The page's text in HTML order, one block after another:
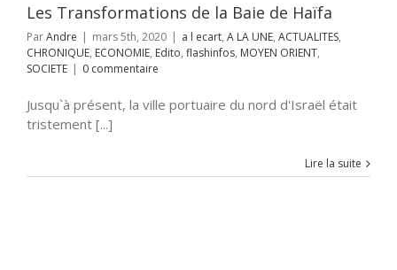
Les Transformations de la Baie de Haïfa
ParAndre | mars 5th, 2020 | a l ecart, A LA UNE, ACTUALITES,
CHRONIQUE, ECONOMIE, Edito, flashinfos, MOYEN ORIENT,
SOCIETE | 0 commentaire
Jusqu`à présent, la ville portuaire du nord d'Israël était
tristement [...]
Lire la suite